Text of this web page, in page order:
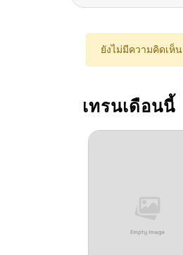
ตอนที่ 97
ยังไม่มีความคิดเห็น
เทรนเดือนนี้